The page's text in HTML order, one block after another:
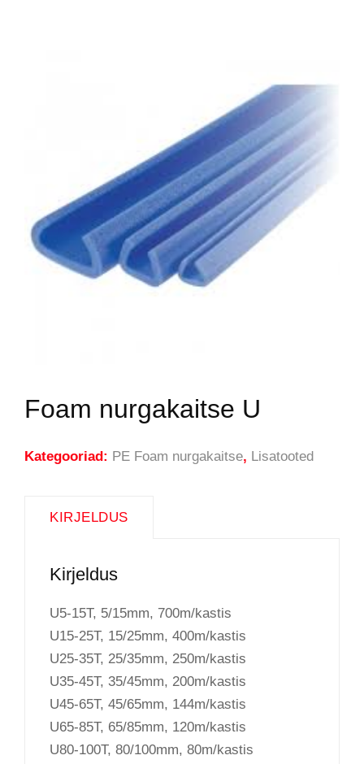
Foam nurgakaitse U
Kategooriad: PE Foam nurgakaitse, Lisatooted
KIRJELDUS
Kirjeldus
U5-15T, 5/15mm, 700m/kastis
U15-25T, 15/25mm, 400m/kastis
U25-35T, 25/35mm, 250m/kastis
U35-45T, 35/45mm, 200m/kastis
U45-65T, 45/65mm, 144m/kastis
U65-85T, 65/85mm, 120m/kastis
U80-100T, 80/100mm, 80m/kastis